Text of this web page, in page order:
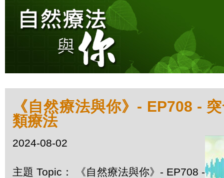
《自然療法與你》- EP708 -
類療法
2024-08-02
主題 Topic： 《自然療法與你》- EP708 -